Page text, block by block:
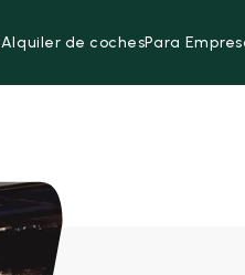
Alquiler de cochesPara